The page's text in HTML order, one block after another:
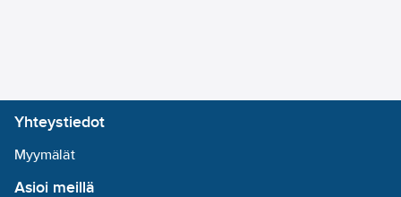
Yhteystiedot
Myymälät
Asioi meillä